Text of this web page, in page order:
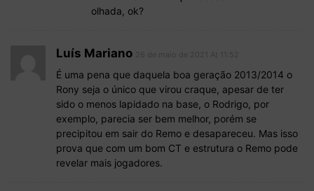
olhada, ok?
Luís Mariano
É uma pena que daquela boa geração 2013/2014 o
Rony seja o único que virou craque, apesar de ter
sido o menos lapidado na base, o Rodrigo, por
exemplo, parecia ser bem melhor, porém se
precipitou em sair do Remo e desapareceu. Mas isso
prova que com um bom CT e estrutura o Remo pode
revelar mais jogadores.